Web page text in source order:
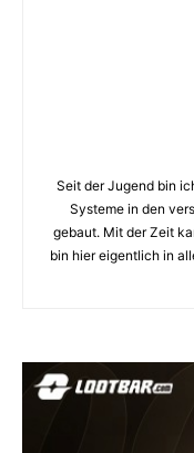
Seit der Jugend bin
Systeme in den
gebaut. Mit der Zeit
bin hier eigentlich in